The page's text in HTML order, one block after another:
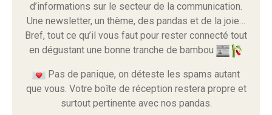
d’informations sur le secteur de la communication.
Une newsletter, un thème, des pandas et de la joie…
Bref, tout ce qu’il vous faut pour rester connecté tout
en dégustant une bonne tranche de bambou
Pas de panique, on déteste les spams autant
que vous. Votre boîte de réception restera propre et
surtout pertinente avec nos pandas.